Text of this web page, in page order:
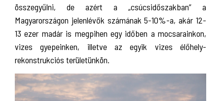
összegyűlni, de azért a „csúcsidőszakban” a
Magyarországon jelenlévők számának 5-10%-a, akár 12-
13 ezer madár is megpihen egy időben a mocsarainkon,
vizes gyepeinken, illetve az egyik vizes élőhely-
rekonstrukciós területünkön.